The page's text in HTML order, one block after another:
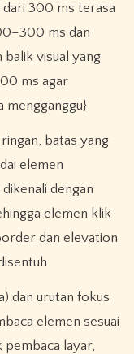
300 ms terasa
ms dan
balik visual yang
ms agar
mengganggu}
batas yang
elemen
dengan
elemen klik
dan elevation
dan urutan fokus
elemen sesuai
pembaca layar,